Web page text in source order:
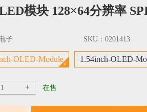
模块 128×64分辨率
子 SKU： 0201413
OLED-Module 1.54inch-OLED-
+ 在售